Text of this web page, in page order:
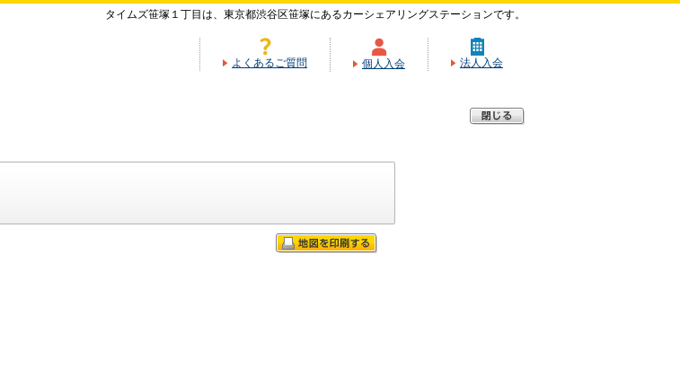
タイムズ笹塚１丁目は、東京都渋谷区笹塚にあるカーシェアリングステーションです。
よくあるご質問 個人入会 法人入会